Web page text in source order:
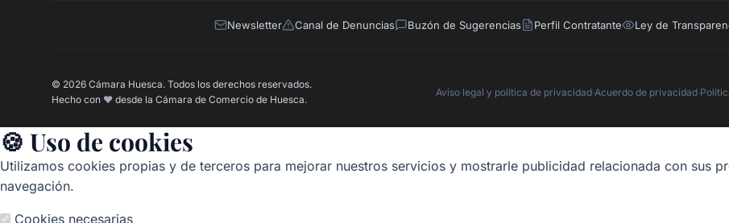
Newsletter Canal de Denuncias Buzón de Sugerencias Perfil Contratante Ley de
© 2026 Cámara Huesca. Todos los derechos reservados.
Hecho con ❤️ desde la Cámara de Comercio de Huesca.
Aviso legal y política de privacidad·Acuerdo de privacidad·
🍪 Uso de cookies
Utilizamos cookies propias y de terceros para mejorar nuestros servicios y mostrarle publicidad relacionada con sus
navegación.
Cookies necesarias